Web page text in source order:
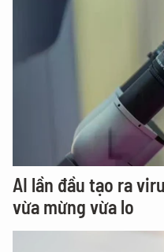
AI lần đầu tạo ra
vừa mừng vừa lo